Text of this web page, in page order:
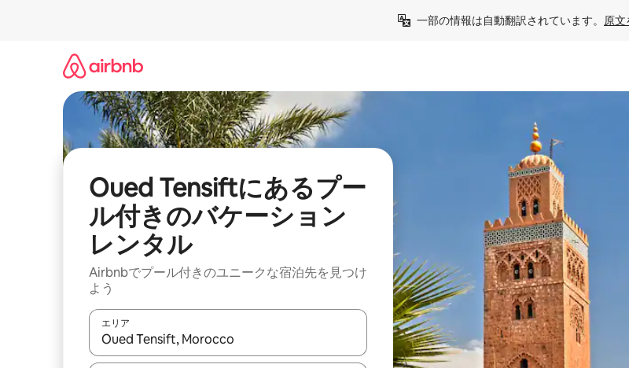
一部の情報は自動翻訳されています。 原文
Oued Tensiftにあるプー
ル付きのバケーション
レンタル
Airbnbでプール付きのユニークな宿泊先を見つけ
よう
エリア
検索結果が表示されたら、上下の矢印キーを使って移動するか、画面をタッチまたはスワイプして検索結